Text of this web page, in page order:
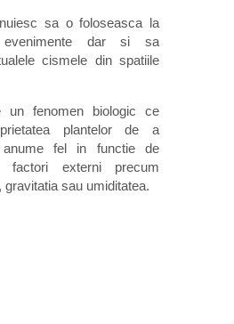
sa o foloseasca la
dar si sa
cismele din spatiile
un fenomen biologic ce
plantelor de a
fel in functie de
factori externi precum
gravitatia sau umiditatea.